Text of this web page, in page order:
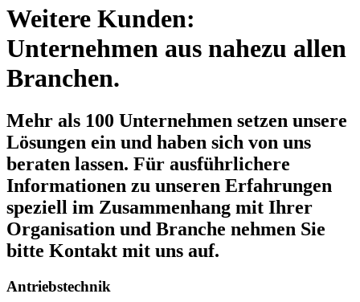
Weitere Kunden:
Unternehmen aus nahezu allen
Branchen.
Mehr als 100 Unternehmen setzen unsere
Lösungen ein und haben sich von uns
beraten lassen. Für ausführlichere
Informationen zu unseren Erfahrungen
speziell im Zusammenhang mit Ihrer
Organisation und Branche nehmen Sie
bitte Kontakt mit uns auf.
Antriebstechnik